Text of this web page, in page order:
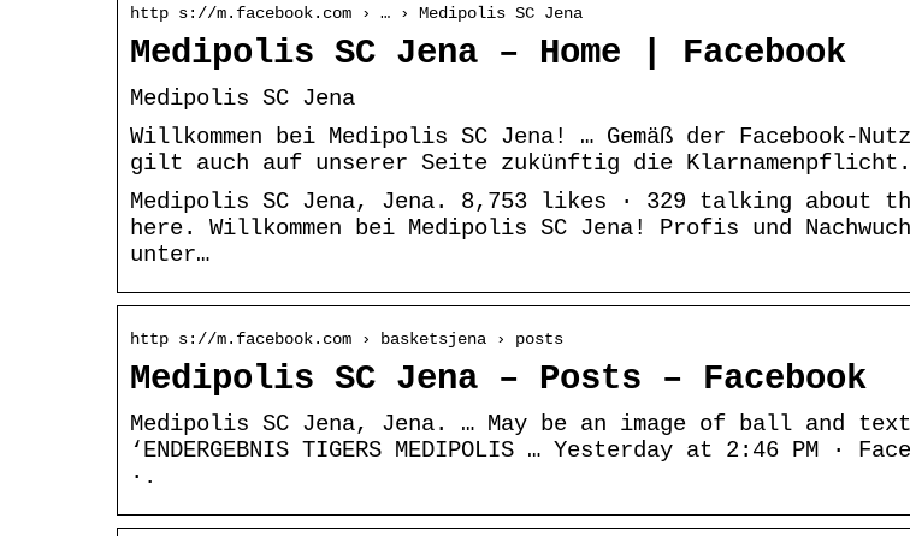
http s://m.facebook.com › … › Medipolis SC Jena
Medipolis SC Jena – Home | Facebook
Medipolis SC Jena
Willkommen bei Medipolis SC Jena! … Gemäß der Facebook-
gilt auch auf unserer Seite zukünftig die Klarnamenpflicht.
Medipolis SC Jena, Jena. 8,753 likes · 329 talking about
here. Willkommen bei Medipolis SC Jena! Profis und
unter…
http s://m.facebook.com › basketsjena › posts
Medipolis SC Jena – Posts – Facebook
Medipolis SC Jena, Jena. … May be an image of ball and
‘ENDERGEBNIS TIGERS MEDIPOLIS … Yesterday at 2:46 PM ·
·.